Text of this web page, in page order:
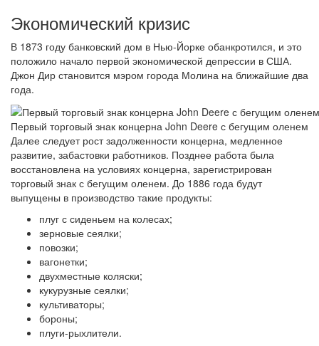
Экономический кризис
В 1873 году банковский дом в Нью-Йорке обанкротился, и это
положило начало первой экономической депрессии в США.
Джон Дир становится мэром города Молина на ближайшие два
года.
Первый торговый знак концерна John Deere с бегущим оленем
Далее следует рост задолженности концерна, медленное
развитие, забастовки работников. Позднее работа была
восстановлена на условиях концерна, зарегистрирован
торговый знак с бегущим оленем. До 1886 года будут
выпущены в производство такие продукты:
плуг с сиденьем на колесах;
зерновые сеялки;
повозки;
вагонетки;
двухместные коляски;
кукурузные сеялки;
культиваторы;
бороны;
плуги-рыхлители.